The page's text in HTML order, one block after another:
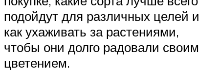
подойдут для различных целей и
как ухаживать за растениями,
чтобы они долго радовали своим
цветением.